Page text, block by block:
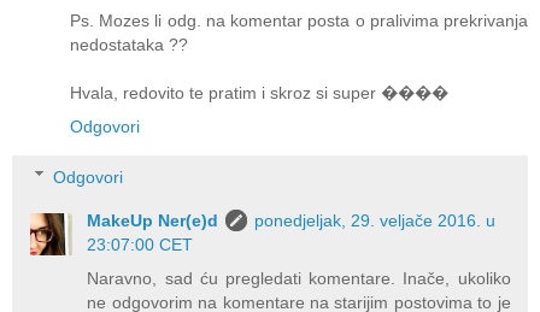
Ps. Mozes li odg. na komentar posta o pralivima prekrivanja
nedostataka ??
Hvala, redovito te pratim i skroz si super ����
Odgovori
Odgovori
MakeUp Ner(e)d
ponedjeljak, 29. veljače 2016. u
23:07:00 CET
Naravno, sad ću pregledati komentare. Inače, ukoliko
ne odgovorim na komentare na starijim postovima to je